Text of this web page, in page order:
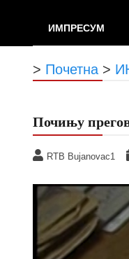
ИМПРЕСУМ
> Почетна >
Почињу
RTB Bujanovac1